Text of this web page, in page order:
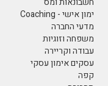
ימון אישי - Coaching
מדעי החברה
משפחה וזוגיות
עבודה וקריירה
עסקים אימון עסקי
קפה